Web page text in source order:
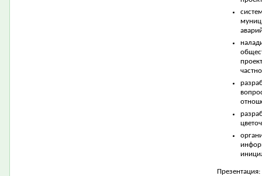
Презентация: